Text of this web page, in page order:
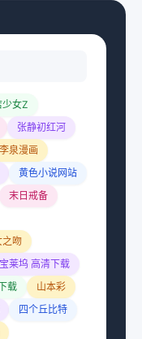
少女Z
张静初红河
李泉漫画
黄色小说网站
末日戒备
之吻
莱坞 高清下载
载
山本彩
四个丘比特